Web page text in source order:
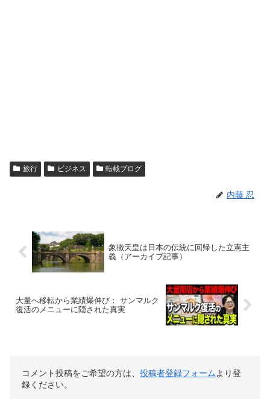
旅行 ビジネス 転載ブログ
内藤 忍
象徴天皇は日本の伝統に回帰した立憲主
義（アーカイブ記事）
大量へ移転から業績爆伸び： サンマルク
復活のメニューに隠された真実
コメント投稿をご希望の方は、 投稿者登録フォームより登
録ください。